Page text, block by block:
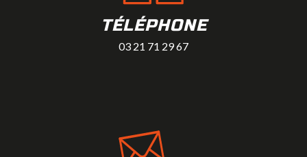
TÉLÉPHONE
03 21 71 29 67